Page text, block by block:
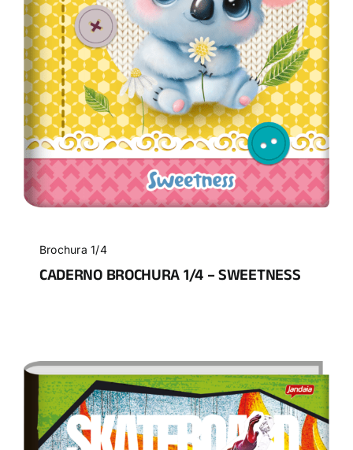
Brochura 1/4
CADERNO BROCHURA 1/4 – SWEETNESS